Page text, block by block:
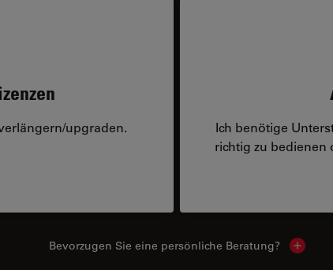
upgraden.
Ich benötige
richtig zu
Bevorzugen Sie eine persönliche Beratung? Show